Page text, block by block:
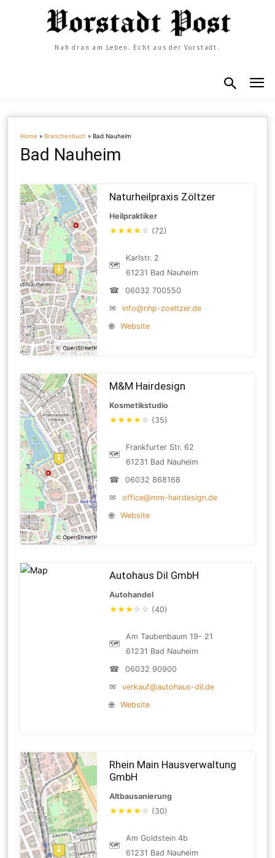
Nah dran am Leben. Echt aus der Vorstadt.
Home »Branchenbuch »Bad Nauheim
Bad Nauheim
Naturheilpraxis Zöltzer
Heilpraktiker
★★★★ ☆ (72)
🗺
Karlstr. 2
61231 Bad Nauheim
☎
06032 700550
✉
info@nhp-zoeltzer.de
🌐
Website
M&M Hairdesign
Kosmetikstudio
★★★★ ☆ (35)
🗺
Frankfurter Str. 62
61231 Bad Nauheim
☎
06032 868168
✉
office@mm-hairdesign.de
🌐
Website
Autohaus Dil GmbH
Autohandel
★★★ ☆ ☆ (40)
🗺
Am Taubenbaum 19- 21
61231 Bad Nauheim
☎
06032 90900
✉
verkauf@autohaus-dil.de
🌐
Website
Rhein Main Hausverwaltung
GmbH
Altbausanierung
★★★★ ☆ (30)
🗺
Am Goldstein 4b
61231 Bad Nauheim